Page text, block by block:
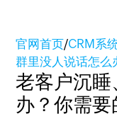
官网首页/CRM系
群里没人说话怎么
老客户沉睡
办？你需